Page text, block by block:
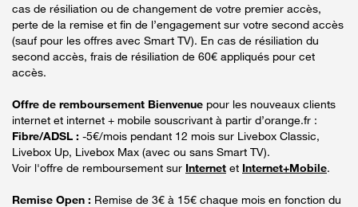
cas de résiliation ou de changement de votre premier accès,
perte de la remise et fin de l’engagement sur votre second accès
(sauf pour les offres avec Smart TV). En cas de résiliation du
second accès, frais de résiliation de 60€ appliqués pour cet
accès.
Offre de remboursement Bienvenue pour les nouveaux clients
internet et internet + mobile souscrivant à partir d’orange.fr :
Fibre/ADSL : -5€/mois pendant 12 mois sur Livebox Classic,
Livebox Up, Livebox Max (avec ou sans Smart TV).
Voir l'offre de remboursement sur Internet et Internet+Mobile.
Remise Open : Remise de 3€ à 15€ chaque mois en fonction du